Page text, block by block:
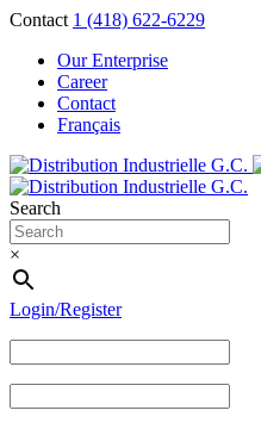
Contact 1 (418) 622-6229
Our Enterprise
Career
Contact
Français
Search
×
Login/Register